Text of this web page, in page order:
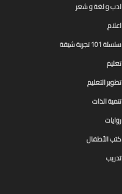
ادب و لغة و شعر
اعلام
سلسلة 101 تجربة شيقة
تعليم
تطوير التعليم
تنمية الذات
روايات
كتب الأطفال
تدريب